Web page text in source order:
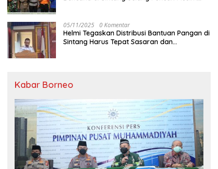
05/11/2025 0 Komentar
Helmi Tegaskan Distribusi Bantuan Pangan di
Sintang Harus Tepat Sasaran dan
Kabar Borneo